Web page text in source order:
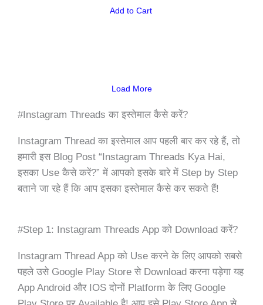
Add to Cart
Load More
#Instagram Threads का इस्तेमाल कैसे करें?
Instagram Thread का इस्तेमाल आप पहली बार कर रहे हैं, तो
हमारी इस Blog Post “Instagram Threads Kya Hai,
इसका Use कैसे करें?” में आपको इसके बारे में Step by Step
बताने जा रहे हैं कि आप इसका इस्तेमाल कैसे कर सकते हैं!
#Step 1: Instagram Threads App को Download करें?
Instagram Thread App को Use करने के लिए आपको सबसे
पहले उसे Google Play Store से Download करना पड़ेगा यह
App Android और IOS दोनों Platform के लिए Google